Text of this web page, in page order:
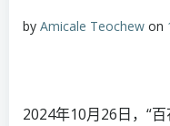
by Amicale Teochew on
2024年10月26日，“